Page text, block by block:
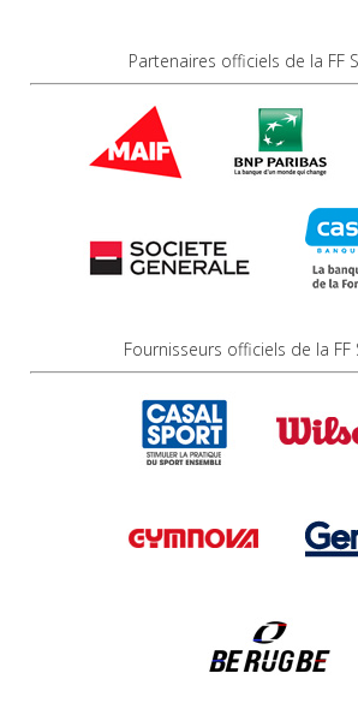
Partenaires officiels de la FF
Fournisseurs officiels de la FF